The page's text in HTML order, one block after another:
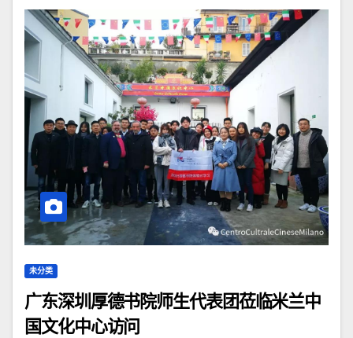
未分类
广东深圳厚德书院师生代表团莅临米兰中
国文化中心访问